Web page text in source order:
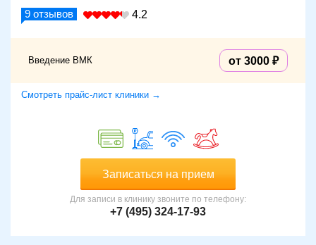
9 отзывов 4.2
Введение ВМК от 3000
Смотреть прайс-лист клиники →
Записаться на прием
Для записи в клинику звоните по телефону:
+7 (495) 324-17-93